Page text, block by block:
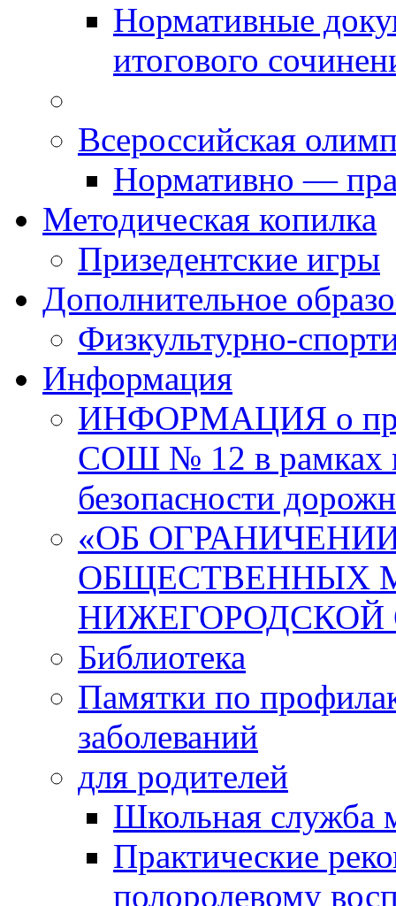
Нормативные
итогового
Всероссийская
Нормативно —
Методическая копилка
Призедентские игры
Дополнительное
Физкультурно-
Информация
ИНФОРМАЦИЯ о
СОШ № 12 в рамках
безопасности
«ОБ
ОБЩЕСТВЕННЫХ
НИЖЕГОРОДСКОЙ
Библиотека
Памятки по
заболеваний
для родителей
Школьная служба
Практические
полоролевому